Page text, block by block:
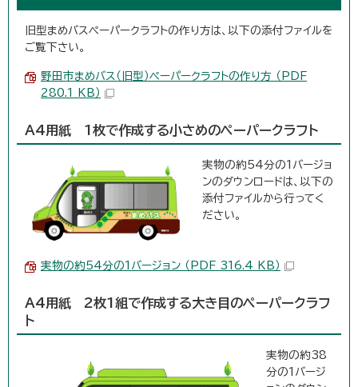
旧型まめバスペーパークラフトの作り方は、以下の添付ファイルを
ご覧下さい。
野田市まめバス（旧型）ペーパークラフトの作り方 （PDF
280.1 KB）
A4用紙 1枚で作成する小さめのペーパークラフト
実物の約54分の1バージョ
ンのダウンロードは、以下の
添付ファイルから行ってく
ださい。
実物の約54分の1バージョン （PDF 316.4 KB）
A4用紙 2枚1組で作成する大き目のペーパークラフ
ト
実物の約38
分の1バージ